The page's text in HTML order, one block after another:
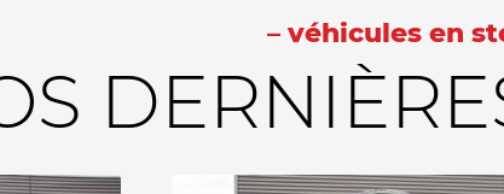
– véhicules en